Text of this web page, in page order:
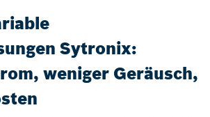
Sytronix:​
weniger Geräusch,